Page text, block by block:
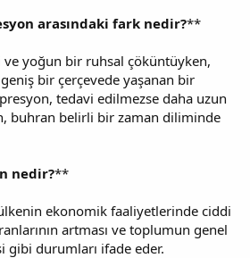
arasındaki fark nedir?**
yoğun bir ruhsal çöküntüyken,
bir çerçevede yaşanan bir
tedavi edilmezse daha uzun
buhran belirli bir zaman diliminde
nedir?**
ekonomik faaliyetlerinde ciddi
artması ve toplumun genel
gibi durumları ifade eder.